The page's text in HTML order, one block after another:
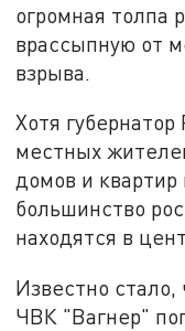
огромная толпа
врассыпную от
взрыва.
Хотя
местных
домов и квартир
большинство
находятся в
Известно
ЧВК "Вагнер"